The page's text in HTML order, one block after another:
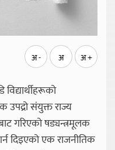
अ - अ अ +
विद्यार्थीहरूको
उपद्रो संयुक्त राज्य
गरिएको षड्यन्त्रमूलक
दिइएको एक राजनीतिक